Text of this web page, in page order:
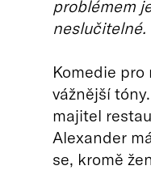
problémem
neslučitelné.
Komedie pro
vážnější
majitel
Alexander
se, kromě